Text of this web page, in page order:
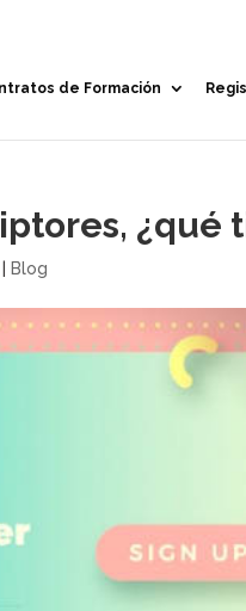
de Formación
¿qué
Blog